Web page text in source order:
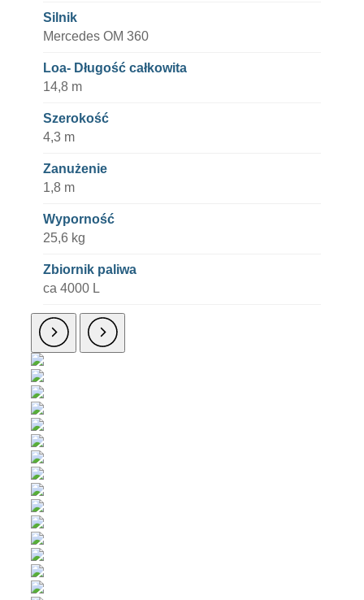
Silnik
Mercedes OM 360
Loa- Długość całkowita
14,8 m
Szerokość
4,3 m
Zanużenie
1,8 m
Wyporność
25,6 kg
Zbiornik paliwa
ca 4000 L